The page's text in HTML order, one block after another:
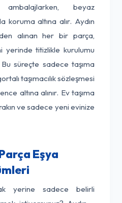
beyaz
koruma altına alır. Aydın
alınan her bir parça,
yerinde titizlikle kurulumu
süreçte sadece taşıma
taşımacılık sözleşmesi
altına alınır. Ev taşıma
ve sadece yeni evinize
Eşya
yerine sadece belirli